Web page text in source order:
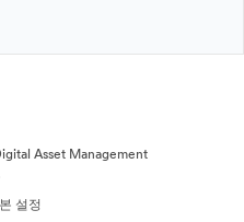
Asset Management
설정